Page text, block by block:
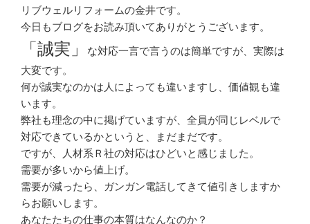
リブウェルリフォームの金井です。
今日もブログをお読み頂いてありがとうございます。
「誠実」
な対応一言で言うのは簡単ですが、実際は
大変です。
何が誠実なのかは人によっても違いますし、価値観も違
います。
弊社も理念の中に掲げていますが、全員が同じレベルで
対応できているかというと、まだまだです。
ですが、人材系Ｒ社の対応はひどいと感じました。
需要が多いから値上げ。
需要が減ったら、ガンガン電話してきて値引きしますか
らお願いします。
あなたたちの仕事の本質はなんなのか？